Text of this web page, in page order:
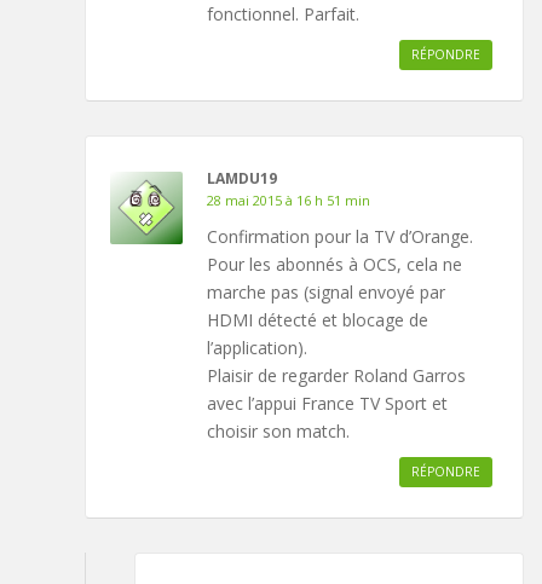
fonctionnel. Parfait.
RÉPONDRE
LAMDU19
28 mai 2015 à 16 h 51 min
Confirmation pour la TV d’Orange.
Pour les abonnés à OCS, cela ne
marche pas (signal envoyé par
HDMI détecté et blocage de
l’application).
Plaisir de regarder Roland Garros
avec l’appui France TV Sport et
choisir son match.
RÉPONDRE